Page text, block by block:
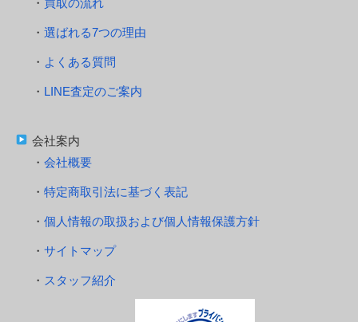
選ばれる7つの理由
よくある質問
LINE査定のご案内
会社案内
会社概要
特定商取引法に基づく表記
個人情報の取扱および個人情報保護方針
サイトマップ
スタッフ紹介